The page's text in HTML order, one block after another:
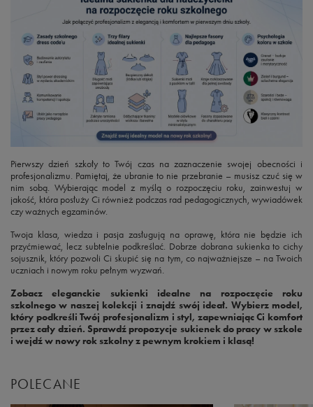
Pierwszy dzień szkoły to Twój czas na zaznaczenie swojej obecności i
profesjonalizmu. Pamiętaj, że ubranie to nie przebranie – musisz czuć się w
nim sobą. Wybierając model z myślą o rozpoczęciu roku, zainwestuj w
jakość, która posłuży Ci również podczas rad pedagogicznych, wywiadówek
czy ważnych egzaminów.
Twoja klasa, wiedza i pasja zasługują na oprawę, która nie będzie ich
przyćmiewać, lecz subtelnie podkreślać. Dobrze dobrana sukienka to cichy
sojusznik, który pozwoli Ci skupić się na tym, co najważniejsze – na Twoich
uczniach i nowym roku pełnym wyzwań.
Zobacz eleganckie sukienki idealne na rozpoczęcie roku
szkolnego w naszej kolekcji i znajdź swój ideał. Wybierz model,
który podkreśli Twój profesjonalizm i styl, zapewniając Ci komfort
przez cały dzień. Sprawdź propozycje sukienek do pracy w szkole
i wejdź w nowy rok szkolny z pewnym krokiem i klasą!
POLECANE